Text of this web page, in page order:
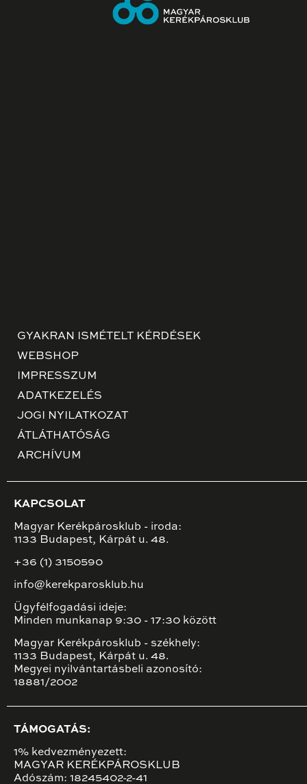
GYAKRAN ISMÉTELT KÉRDÉSEK
WEBSHOP
IMPRESSZUM
ADATKEZELÉS
JOGI NYILATKOZAT
ÁTLÁTHATÓSÁG
ARCHÍVUM
KAPCSOLAT
Magyar Kerékpárosklub - iroda:
1133 Budapest, Kárpát u. 48.
+36 (1) 3150590
info@kerekparosklub.hu
Ügyfélfogadási ideje:
Minden munkanap 9:30 - 17:30 között
Magyar Kerékpárosklub - székhely:
1133 Budapest, Kárpát u. 48.
Megyei nyilvántartásbeli azonosító:
18881/2002
TÁMOGATÁS:
1% kedvezményezett:
MAGYAR KERÉKPÁROSKLUB
Adószám: 18245402-2-41